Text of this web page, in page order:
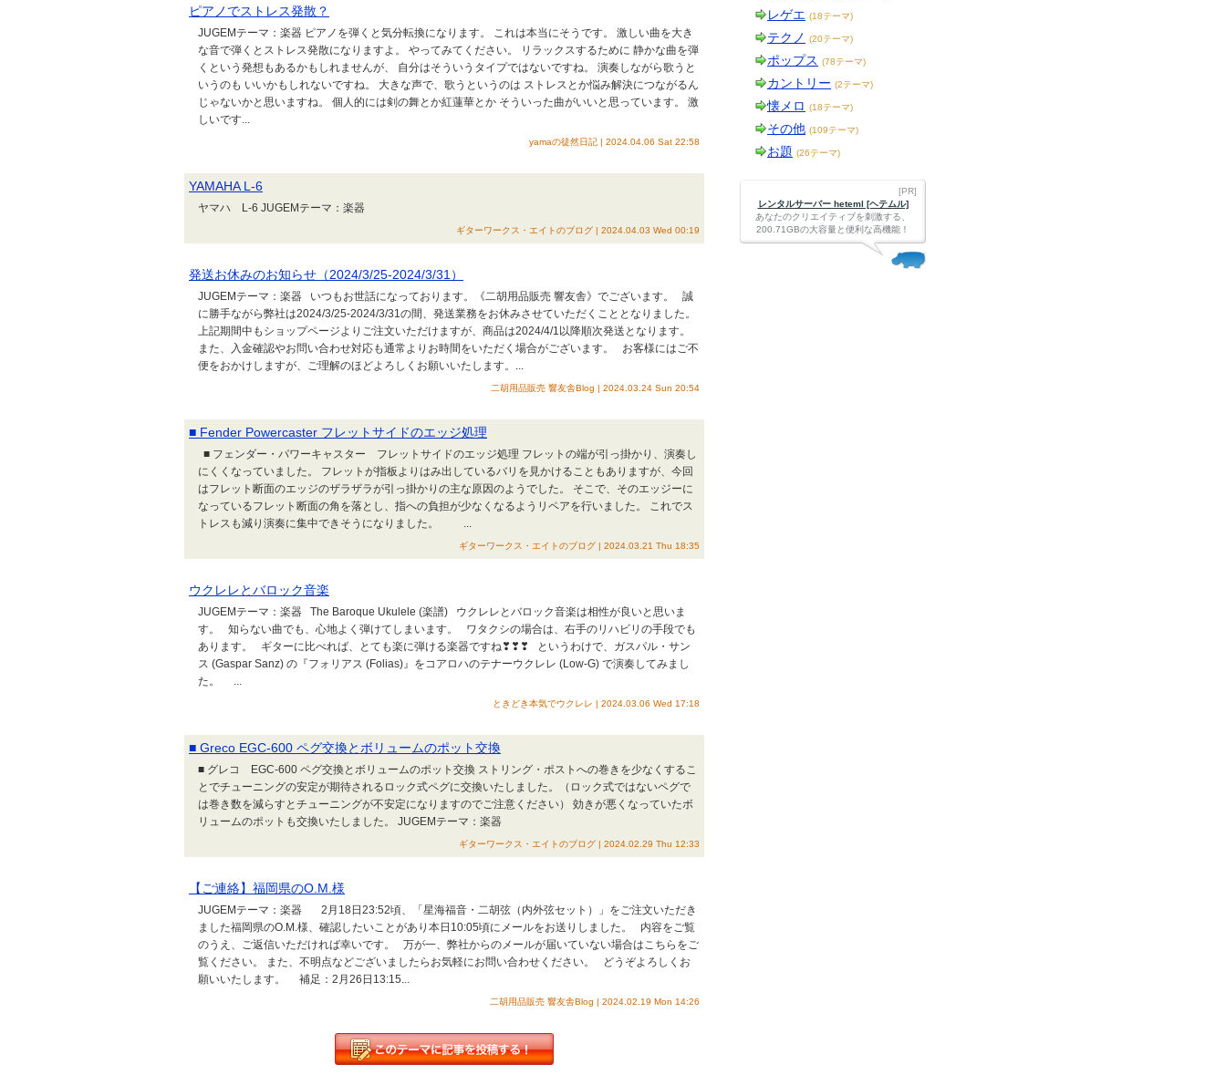
ピアノでストレス発散？
JUGEMテーマ：楽器 ピアノを弾くと気分転換になります。 これは本当にそうです。 激しい曲を大き
な音で弾くとストレス発散になりますよ。 やってみてください。 リラックスするために 静かな曲を弾
くという発想もあるかもしれませんが、 自分はそういうタイプではないですね。 演奏しながら歌うと
いうのも いいかもしれないですね。 大きな声で、歌うというのは ストレスとか悩み解決につながるん
じゃないかと思いますね。 個人的には剣の舞とか紅蓮華とか そういった曲がいいと思っています。 激
しいです...
yamaの徒然日記 | 2024.04.06 Sat 22:58
YAMAHA L-6
ヤマハ L-6 JUGEMテーマ：楽器
ギターワークス・エイトのブログ | 2024.04.03 Wed 00:19
発送お休みのお知らせ（2024/3/25-2024/3/31）
JUGEMテーマ：楽器 いつもお世話になっております。《二胡用品販売 響友舎》でございます。 誠
に勝手ながら弊社は2024/3/25-2024/3/31の間、発送業務をお休みさせていただくこととなりました。
上記期間中もショップページよりご注文いただけますが、商品は2024/4/1以降順次発送となります。
また、入金確認やお問い合わせ対応も通常よりお時間をいただく場合がございます。 お客様にはご不
便をおかけしますが、ご理解のほどよろしくお願いいたします。...
二胡用品販売 響友舎Blog | 2024.03.24 Sun 20:54
■ Fender Powercaster フレットサイドのエッジ処理
■ フェンダー・パワーキャスター フレットサイドのエッジ処理 フレットの端が引っ掛かり、演奏し
にくくなっていました。 フレットが指板よりはみ出しているバリを見かけることもありますが、今回
はフレット断面のエッジのザラザラが引っ掛かりの主な原因のようでした。 そこで、そのエッジーに
なっているフレット断面の角を落とし、指への負担が少なくなるようリペアを行いました。 これでス
トレスも減り演奏に集中できそうになりました。 ...
ギターワークス・エイトのブログ | 2024.03.21 Thu 18:35
ウクレレとバロック音楽
JUGEMテーマ：楽器 The Baroque Ukulele (楽譜) ウクレレとバロック音楽は相性が良いと思いま
す。 知らない曲でも、心地よく弾けてしまいます。 ワタクシの場合は、右手のリハビリの手段でも
あります。 ギターに比べれば、とても楽に弾ける楽器ですね❣❣❣ というわけで、ガスパル・サン
ス (Gaspar Sanz) の『フォリアス (Folias)』をコアロハのテナーウクレレ (Low-G) で演奏してみまし
た。 ...
ときどき本気でウクレレ | 2024.03.06 Wed 17:18
■ Greco EGC-600 ペグ交換とボリュームのポット交換
■ グレコ EGC-600 ペグ交換とボリュームのポット交換 ストリング・ポストへの巻きを少なくするこ
とでチューニングの安定が期待されるロック式ペグに交換いたしました。（ロック式ではないペグで
は巻き数を減らすとチューニングが不安定になりますのでご注意ください） 効きが悪くなっていたボ
リュームのポットも交換いたしました。 JUGEMテーマ：楽器
ギターワークス・エイトのブログ | 2024.02.29 Thu 12:33
【ご連絡】福岡県のO.M.様
JUGEMテーマ：楽器 2月18日23:52頃、「星海福音・二胡弦（内外弦セット）」をご注文いただき
ました福岡県のO.M.様、確認したいことがあり本日10:05頃にメールをお送りしました。 内容をご覧
のうえ、ご返信いただければ幸いです。 万が一、弊社からのメールが届いていない場合はこちらをご
覧ください。 また、不明点などございましたらお気軽にお問い合わせください。 どうぞよろしくお
願いいたします。 補足：2月26日13:15...
二胡用品販売 響友舎Blog | 2024.02.19 Mon 14:26
レゲエ (18テーマ)
テクノ (20テーマ)
ポップス (78テーマ)
カントリー (2テーマ)
懐メロ (18テーマ)
その他 (109テーマ)
お題 (26テーマ)
[PR]
レンタルサーバー heteml [ヘテムル]
あなたのクリエイティブを刺激する、
200.71GBの大容量と便利な高機能！